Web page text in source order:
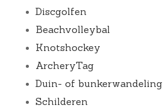
Discgolfen
Beachvolleybal
Knotshockey
ArcheryTag
Duin- of bunkerwandeling
Schilderen